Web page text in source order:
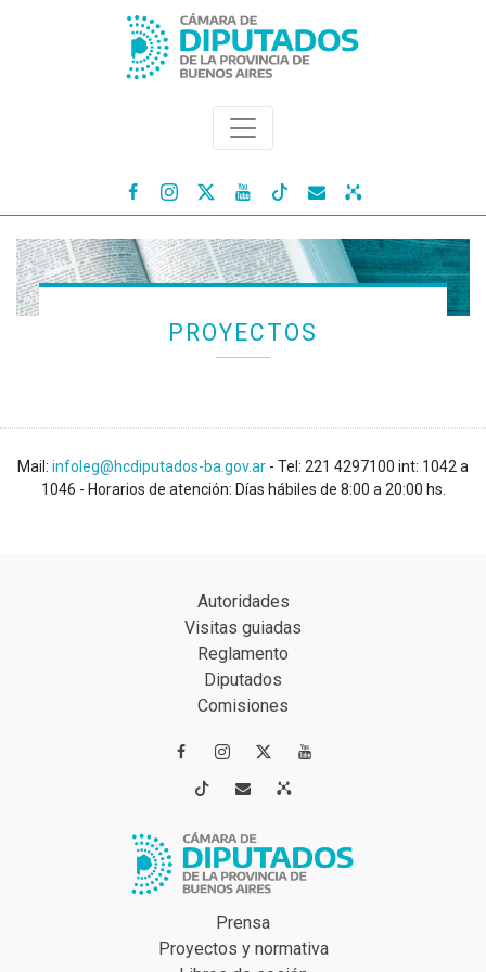
   
PROYECTOS
Mail: infoleg@hcdiputados-ba.gov.ar - Tel: 221 4297100 int: 1042 a
1046 - Horarios de atención: Días hábiles de 8:00 a 20:00 hs.
Autoridades
Visitas guiadas
Reglamento
Diputados
Comisiones
 
 
Prensa
Proyectos y normativa